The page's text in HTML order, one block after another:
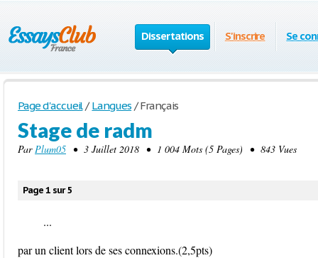
Dissertations S'inscrire Se
Page d'accueil / Langues /Français
Stage de radm
ParPlum05 • 3 Juillet 2018 • 1 004 Mots (5 Pages) • 843 Vues
Page 1 sur 5
...
par un client lors de ses connexions.(2,5pts)